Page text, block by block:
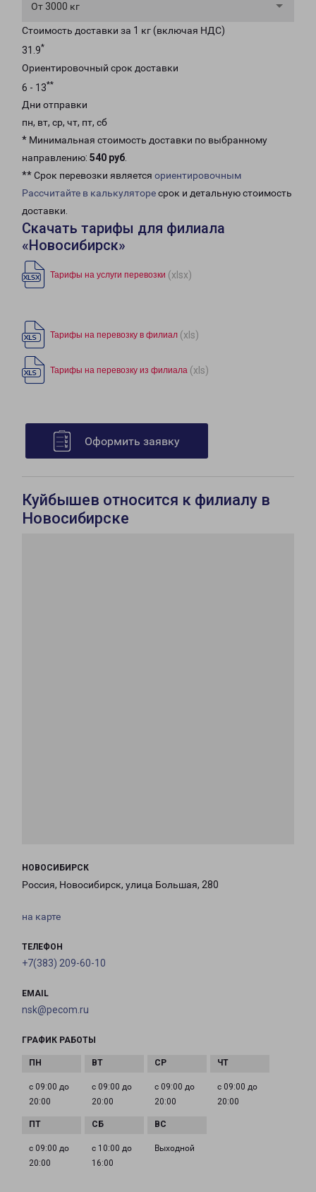
От 3000 кг
Стоимость доставки за 1 кг (включая НДС)
31.9*
Ориентировочный срок доставки
6 - 13**
Дни отправки
пн, вт, ср, чт, пт, сб
* Минимальная стоимость доставки по выбранному
направлению: 540 руб.
** Срок перевозки является ориентировочным
Рассчитайте в калькуляторесрок и детальную стоимость
доставки.
Скачать тарифы для филиала
«Новосибирск»
Тарифы на услуги перевозки (xlsx)
Тарифы на перевозку в филиал (xls)
Тарифы на перевозку из филиала (xls)
Оформить заявку
Куйбышев относится к филиалу в
Новосибирске
НОВОСИБИРСК
Россия, Новосибирск, улица Большая, 280
на карте
ТЕЛЕФОН
+7(383) 209-60-10
EMAIL
nsk@pecom.ru
ГРАФИК РАБОТЫ
с 09:00 до
20:00
с 09:00 до
20:00
с 09:00 до
20:00
с 09:00 до
20:00
с 09:00 до
20:00
с 10:00 до
16:00
Выходной